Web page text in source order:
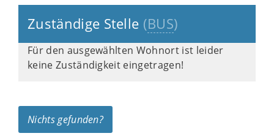
Zuständige Stelle (BUS)
Für den ausgewählten Wohnort ist leider
keine Zuständigkeit eingetragen!
Nichts gefunden?